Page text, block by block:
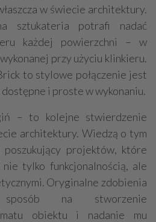
w świecie architektury.
sztukateria potrafi nadać
każdej powierzchni – w
przy użyciu klinkieru.
to stylowe połączenie jest
i proste w wykonaniu.
– to kolejne stwierdzenie
architektury. Wiedzą o tym
poszukujący projektów, które
tylko funkcjonalnością, ale
Oryginalne zdobienia
na stworzenie
obiektu i nadanie mu